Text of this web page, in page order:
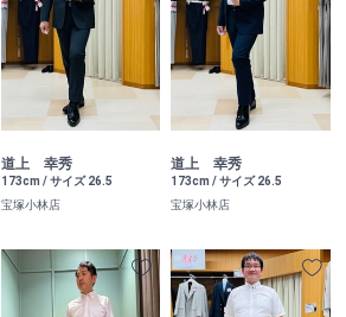
道上 幸秀
173cm / サイズ 26.5
宝塚小林店
道上 幸秀
173cm / サイズ 26.5
宝塚小林店